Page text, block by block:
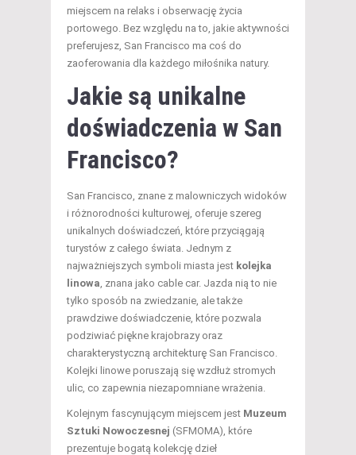
miejscem na relaks i obserwację życia
portowego. Bez względu na to, jakie aktywności
preferujesz, San Francisco ma coś do
zaoferowania dla każdego miłośnika natury.
Jakie są unikalne
doświadczenia w San
Francisco?
San Francisco, znane z malowniczych widoków
i różnorodności kulturowej, oferuje szereg
unikalnych doświadczeń, które przyciągają
turystów z całego świata. Jednym z
najważniejszych symboli miasta jest kolejka
linowa , znana jako cable car. Jazda nią to nie
tylko sposób na zwiedzanie, ale także
prawdziwe doświadczenie, które pozwala
podziwiać piękne krajobrazy oraz
charakterystyczną architekturę San Francisco.
Kolejki linowe poruszają się wzdłuż stromych
ulic, co zapewnia niezapomniane wrażenia.
Kolejnym fascynującym miejscem jest Muzeum
Sztuki Nowoczesnej (SFMOMA), które
prezentuje bogatą kolekcję dzieł